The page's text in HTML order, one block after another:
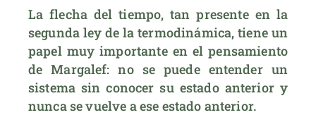
La flecha del tiempo, tan presente en la
segunda ley de la termodinámica, tiene un
papel muy importante en el pensamiento
de Margalef: no se puede entender un
sistema sin conocer su estado anterior y
nunca se vuelve a ese estado anterior.